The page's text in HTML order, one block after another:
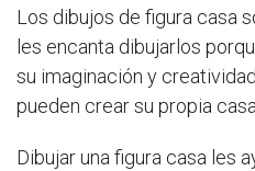
Los dibujos de figura casa
les encanta dibujarlos
su imaginación y
pueden crear su propia
Dibujar una figura casa les